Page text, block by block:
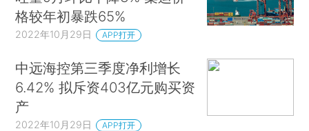
格较年初暴跌65%
2022年10月29日 APP打开
中远海控第三季度净利增长
6.42% 拟斥资403亿元购买资
产
2022年10月29日 APP打开